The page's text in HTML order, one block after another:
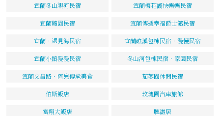
宜蘭冬山親河民宿 宜蘭梅花湖快樂樂民宿
宜蘭隨園民宿 宜蘭傳遞幸福爵士館民宿
宜蘭‧遇見海民宿 宜蘭礁溪包棟民宿‧漫慢民宿
宜蘭小鎮漫漫民宿 冬山河包棟民宿‧家園民宿
宜蘭文昌路．阿皃傳承美食 茄苳園休閒民宿
伯斯飯店 玫瑰園汽車旅館
富翔大飯店 聽濤居